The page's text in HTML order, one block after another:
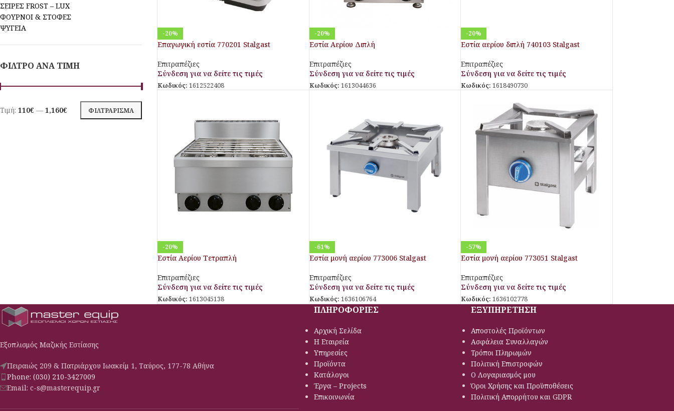
ΣΕΙΡΕΣ FROST – LUX
ΦΟΥΡΝΟΙ & ΣΤΟΦΕΣ
ΨΥΓΕΙΑ
ΦΙΛΤΡΟ ΑΝΑ ΤΙΜΗ
ΦΙΛΤΡΆΡΙΣΜΑ
Τιμή: 110€ — 1,160€
-20%
Επαγωγική εστία 770201 Stalgast
Επιτραπέζιες
Σύνδεση για να δείτε τις τιμές
Κωδικός: 1612522408
-20%
Εστία Αερίου Διπλή
Επιτραπέζιες
Σύνδεση για να δείτε τις τιμές
Κωδικός: 1613044636
-20%
Εστία αερίου διπλή 740103 Stalgast
Επιτραπέζιες
Σύνδεση για να δείτε τις τιμές
Κωδικός:1618490730
-20%
Εστία Αερίου Τετραπλή
Επιτραπέζιες
Σύνδεση για να δείτε τις τιμές
Κωδικός: 1613045138
-61%
Εστία μονή αερίου 773006 Stalgast
Επιτραπέζιες
Σύνδεση για να δείτε τις τιμές
Κωδικός: 1636106764
-57%
Εστία μονή αερίου 773051 Stalgast
Επιτραπέζιες
Σύνδεση για να δείτε τις τιμές
Κωδικός:1636102778
Εξοπλισμός Μαζικής Εστίασης
Πειραιώς 209 & Πατριάρχου Ιωακείμ 1, Ταύρος, 177-78 Αθήνα
Phone: (030) 210-3427009
Email: c-s@masterequip.gr
ΠΛΗΡΟΦΟΡΙΕΣ
Αρχική Σελίδα
Η Εταιρεία
Υπηρεσίες
Προϊόντα
Κατάλογοι
Έργα – Projects
Επικοινωνία
ΕΞΥΠΗΡΕΤΗΣΗ
Αποστολές Προϊόντων
Ασφάλεια Συναλλαγών
Τρόποι Πληρωμών
Πολιτική Eπιστροφών
Ο Λογαριασμός μου
Όροι Χρήσης και Προϋποθέσεις
Πολιτική Απορρήτου και GDPR